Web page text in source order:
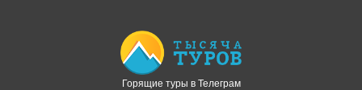
Горящие туры в Телеграм